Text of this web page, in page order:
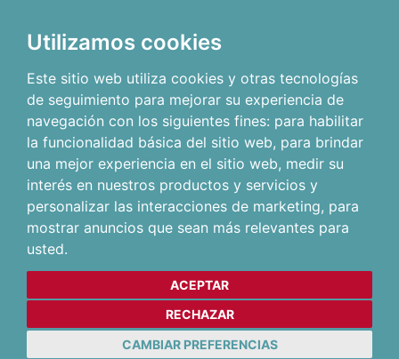
Utilizamos cookies
Este sitio web utiliza cookies y otras tecnologías
de seguimiento para mejorar su experiencia de
navegación con los siguientes fines: para habilitar
la funcionalidad básica del sitio web, para brindar
una mejor experiencia en el sitio web, medir su
interés en nuestros productos y servicios y
personalizar las interacciones de marketing, para
mostrar anuncios que sean más relevantes para
usted.
ACEPTAR
RECHAZAR
CAMBIAR PREFERENCIAS